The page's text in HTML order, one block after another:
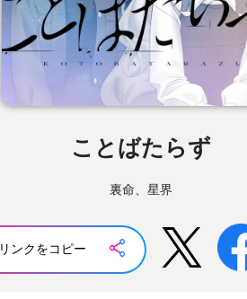
ことばたらず
裏命、星界
リンクをコピー